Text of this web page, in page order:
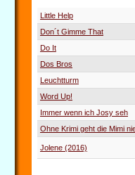
Little Help
Don´t Gimme That
Do It
Dos Bros
Leuchtturm
Word Up!
Immer wenn ich Josy seh
Ohne Krimi geht die Mimi
Jolene (2016)